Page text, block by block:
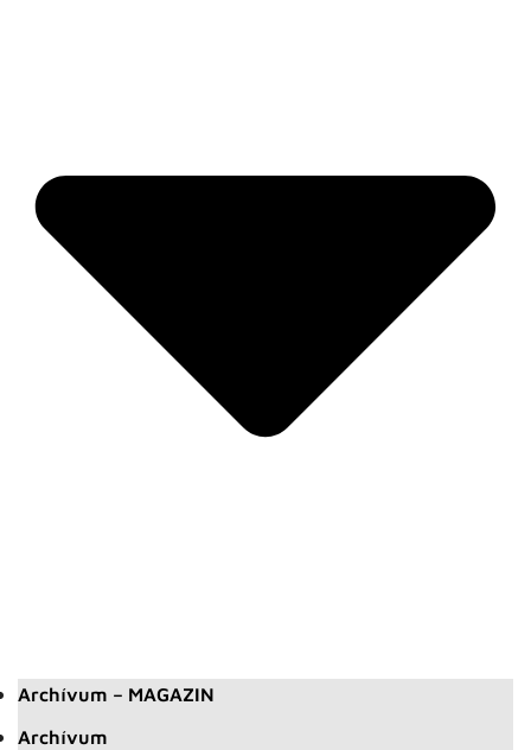
Archívum – MAGAZIN
Archívum